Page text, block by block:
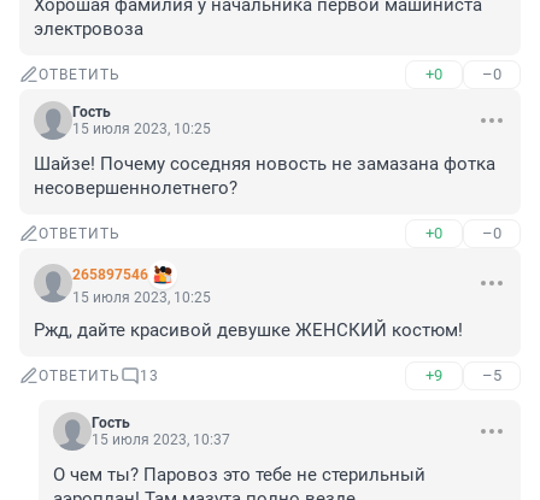
Хорошая фамилия у начальника первой машиниста
электровоза
ОТВЕТИТЬ +0 –0
Гость
15 июля 2023, 10:25
Шайзе! Почему соседняя новость не замазана фотка
несовершеннолетнего?
ОТВЕТИТЬ +0 –0
265897546
15 июля 2023, 10:25
Ржд, дайте красивой девушке ЖЕНСКИЙ костюм!
ОТВЕТИТЬ 13 +9 –5
Гость
15 июля 2023, 10:37
О чем ты? Паровоз это тебе не стерильный